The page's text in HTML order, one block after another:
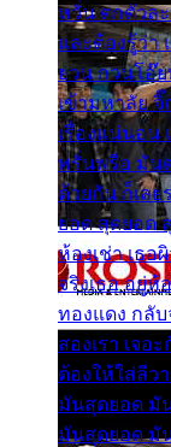
หวั่น ตกตัวล
และต้องรู้ว่า
ยวน กวนโอ๊ย
เข้ามหาลัย
เรื่องแน่นอน
พรั่นพรือ มันต
ด้วยกัน ก็เล
ยอด สุดยอด
ห้องเช่า เธอ
จริงเธอ อยู่ห้
ทองแดง กลั
สองเรา เจอ
ต้องให้ใส่ลีว
มันสุดยอด มั
มันสุดยอด มั